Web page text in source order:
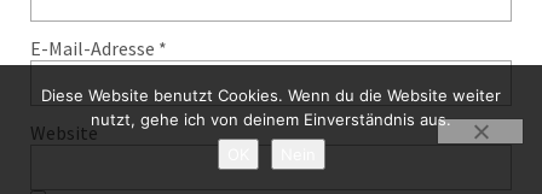
E-Mail-Adresse *
Website
Diese Website benutzt Cookies. Wenn du die Website weiter
nutzt, gehe ich von deinem Einverständnis aus.